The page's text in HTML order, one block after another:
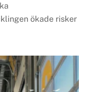
ökade risker